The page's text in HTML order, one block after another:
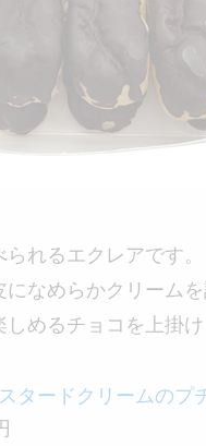
られるエクレアです
になめらかクリーム
めるチョコを上掛け
タードクリームのプ